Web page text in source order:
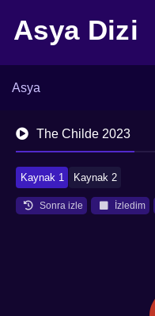
Asya Dizi
Asya
The Childe 2023
Kaynak 1 Kaynak 2
Sonra izle İzledim